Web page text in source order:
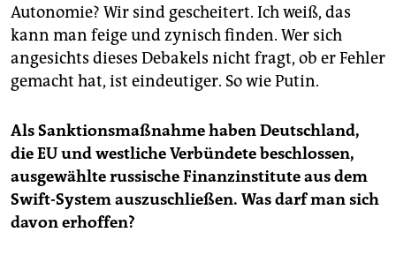
Autonomie? Wir sind gescheitert. Ich weiß, das
kann man feige und zynisch finden. Wer sich
angesichts dieses Debakels nicht fragt, ob er Fehler
gemacht hat, ist eindeutiger. So wie Putin.
Als Sanktionsmaßnahme haben Deutschland,
die EU und westliche Verbündete beschlossen,
ausgewählte russische Finanzinstitute aus dem
Swift-System auszuschließen. Was darf man sich
davon erhoffen?